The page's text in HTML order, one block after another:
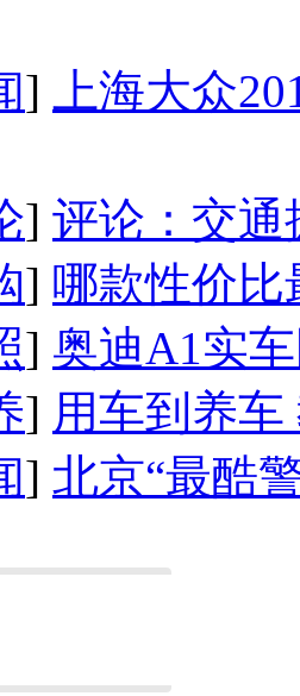
]
上海大众
] 评论：交通
] 哪款性价比
] 奥迪A1实
] 用车到养
] 北京“最酷